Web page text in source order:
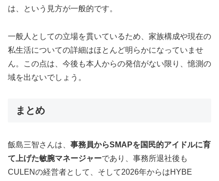
は、という見方が一般的です。
一般人としての立場を貫いているため、家族構成や現在の
私生活についての詳細はほとんど明らかになっていませ
ん。この点は、今後も本人からの発信がない限り、憶測の
域を出ないでしょう。
まとめ
飯島三智さんは、 事務員からSMAPを国民的アイドルに育
て上げた敏腕マネージャーであり、事務所退社後も
CULENの経営者として、そして2026年からはHYBE